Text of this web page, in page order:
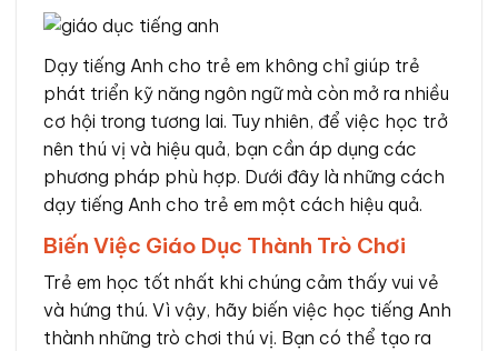
Dạy tiếng Anh cho trẻ em không chỉ giúp trẻ
phát triển kỹ năng ngôn ngữ mà còn mở ra nhiều
cơ hội trong tương lai. Tuy nhiên, để việc học trở
nên thú vị và hiệu quả, bạn cần áp dụng các
phương pháp phù hợp. Dưới đây là những cách
dạy tiếng Anh cho trẻ em một cách hiệu quả.
Biến Việc Giáo Dục Thành Trò Chơi
Trẻ em học tốt nhất khi chúng cảm thấy vui vẻ
và hứng thú. Vì vậy, hãy biến việc học tiếng Anh
thành những trò chơi thú vị. Bạn có thể tạo ra